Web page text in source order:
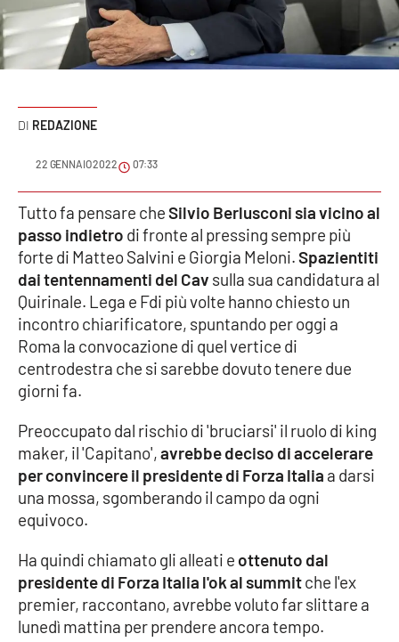
Sanità
Sport
Meteo
Editoriali
VIDEO
Ambiente
Cronaca
Cultura
Economia e Lavoro
Politica
Sanità
Società
REDAZIONE
22 GENNAIO 2022 07:33
Tutto fa pensare cheSilvio Berlusconi sia vicino al
passo indietro di fronte al pressing sempre più
forte di Matteo Salvini e Giorgia Meloni.Spazientiti
dai tentennamenti del Cav sulla sua candidatura al
Quirinale. Lega e Fdi più volte hanno chiesto un
incontro chiarificatore, spuntando per oggi a
Roma la convocazione di quel vertice di
centrodestra che si sarebbe dovuto tenere due
giorni fa.
Preoccupato dal rischio di 'bruciarsi' il ruolo di king
maker, il 'Capitano',avrebbe deciso di accelerare
per convincere il presidente di Forza Italia a darsi
una mossa, sgomberando il campo da ogni
equivoco.
Ha quindi chiamato gli alleati e ottenuto dal
presidente di Forza Italia l'ok al summitche l'ex
premier, raccontano, avrebbe voluto far slittare a
lunedì mattina per prendere ancora tempo.